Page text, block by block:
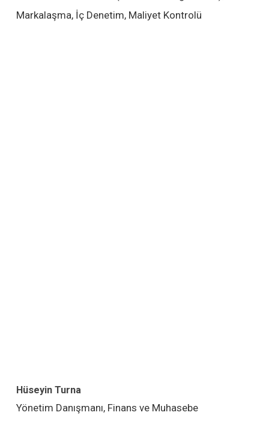
Markalaşma, İç Denetim, Maliyet Kontrolü
Hüseyin Turna
Yönetim Danışmanı, Finans ve Muhasebe